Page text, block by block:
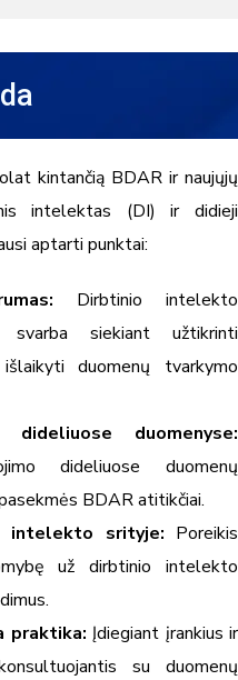
kintančią BDAR ir naujųjų
intelektas (DI) ir didieji
aptarti punktai:
Dirbtinio intelekto
svarba siekiant užtikrinti
duomenų tvarkymo
dideliuose duomenyse:
dideliuose duomenų
BDAR atitikčiai.
intelekto srityje: Poreikis
už dirbtinio intelekto
praktika: Įdiegiant įrankius ir
su duomenų